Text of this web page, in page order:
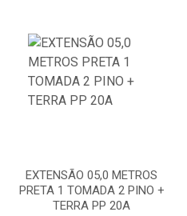
EXTENSÃO 05,0 METROS
PRETA 1 TOMADA 2 PINO +
TERRA PP 20A